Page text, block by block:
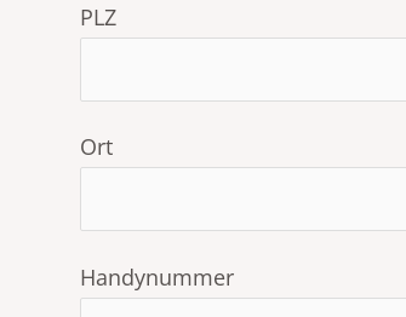
PLZ
Ort
Handynummer